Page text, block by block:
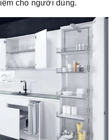
cho người dùng.